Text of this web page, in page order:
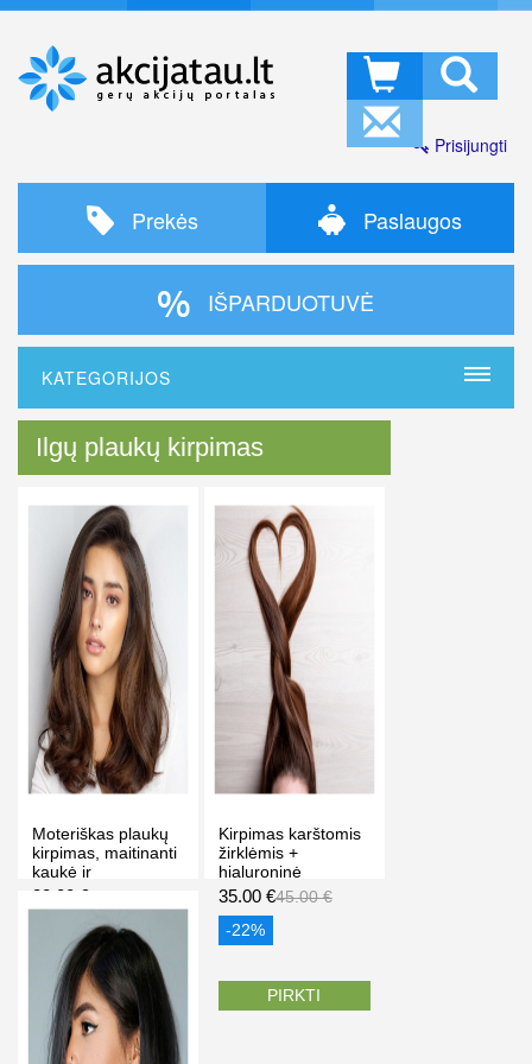
Prisijungti
Prekės Paslaugos
IŠPARDUOTUVĖ
KATEGORIJOS
Ilgų plaukų kirpimas
Moteriškas plaukų
kirpimas, maitinanti
kaukė ir
sušukavimas pas
Vytautę Vilniuje
32.00 €
PIRKTI
Kirpimas karštomis
žirklėmis +
hialuroninė
drėkinanti,
procedūra, Milda K.
Vilniuje
35.00 €45.00 €
-22%
PIRKTI